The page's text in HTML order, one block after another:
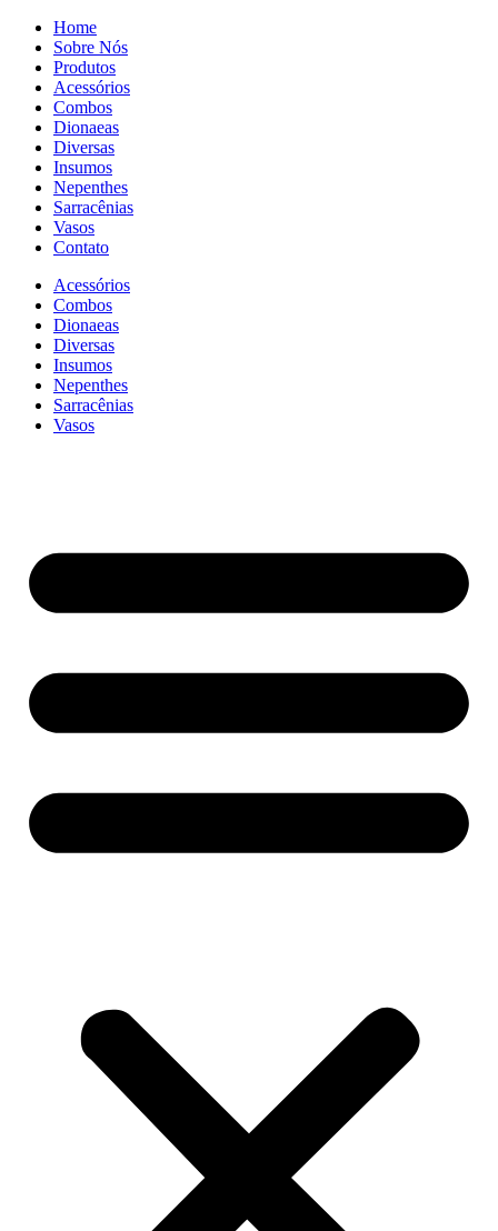
Home
Sobre Nós
Produtos
Acessórios
Combos
Dionaeas
Diversas
Insumos
Nepenthes
Sarracênias
Vasos
Contato
Acessórios
Combos
Dionaeas
Diversas
Insumos
Nepenthes
Sarracênias
Vasos